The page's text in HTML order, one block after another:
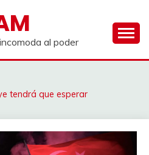
al poder
tendrá que esperar